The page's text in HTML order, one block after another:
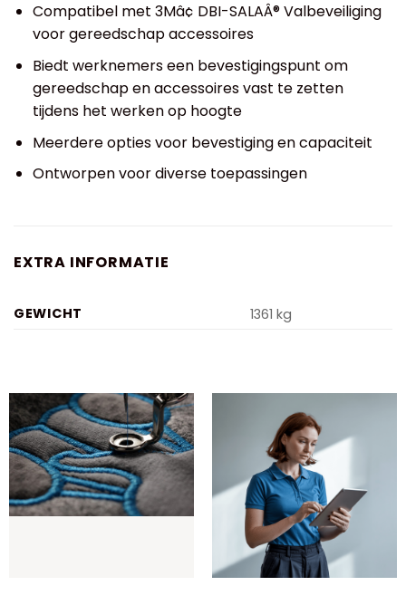
Compatibel met 3Mâ¢ DBI-SALAÂ® Valbeveiliging
voor gereedschap accessoires
Biedt werknemers een bevestigingspunt om
gereedschap en accessoires vast te zetten
tijdens het werken op hoogte
Meerdere opties voor bevestiging en capaciteit
Ontworpen voor diverse toepassingen
EXTRA INFORMATIE
GEWICHT 1361 kg